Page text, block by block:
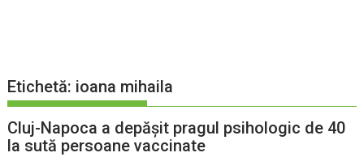
Etichetă: ioana mihaila
Cluj-Napoca a depășit pragul psihologic de 40
la sută persoane vaccinate